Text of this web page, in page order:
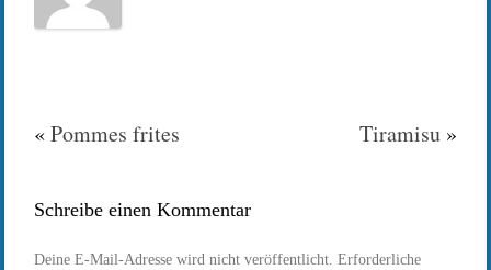
«Pommes frites Tiramisu »
Schreibe einen Kommentar
Deine E-Mail-Adresse wird nicht veröffentlicht. Erforderliche